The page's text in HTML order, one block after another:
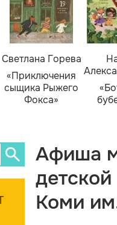
Светлана Горева
«Приключения
сыщика Рыжего
Фокса»
Афиша
Коми